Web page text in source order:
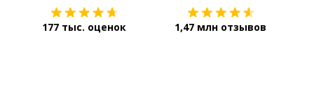
177 тыс. оценок 1,47 млн отзывов